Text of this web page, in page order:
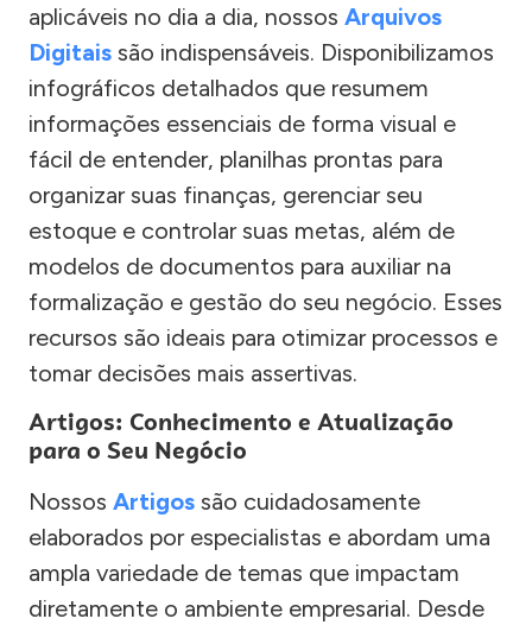
aplicáveis no dia a dia, nossos Arquivos
Digitais são indispensáveis. Disponibilizamos
infográficos detalhados que resumem
informações essenciais de forma visual e
fácil de entender, planilhas prontas para
organizar suas finanças, gerenciar seu
estoque e controlar suas metas, além de
modelos de documentos para auxiliar na
formalização e gestão do seu negócio. Esses
recursos são ideais para otimizar processos e
tomar decisões mais assertivas.
Artigos: Conhecimento e Atualização
para o Seu Negócio
Nossos Artigos são cuidadosamente
elaborados por especialistas e abordam uma
ampla variedade de temas que impactam
diretamente o ambiente empresarial. Desde